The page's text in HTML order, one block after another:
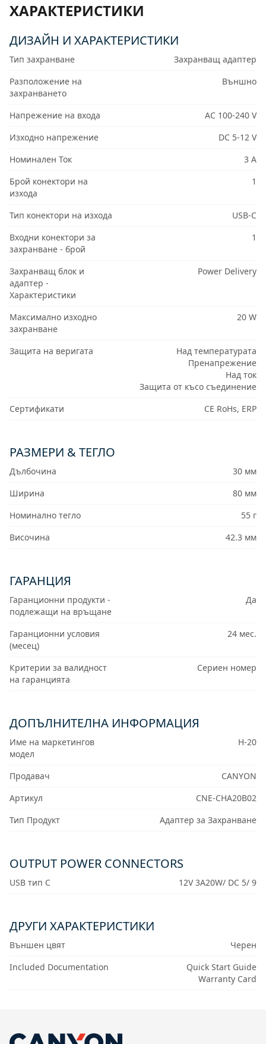
ХАРАКТЕРИСТИКИ
ДИЗАЙН И ХАРАКТЕРИСТИКИ
Тип захранване
Захранващ адаптер
Разположение на
захранването
Външно
Напрежение на входа
AC 100-240 V
Изходно напрежение
DC 5-12 V
Номинален Ток
3 A
Брой конектори на
изхода
1
Тип конектори на изхода
USB-C
Входни конектори за
захранване - брой
1
Захранващ блок и
адаптер -
Характеристики
Power Delivery
Максимално изходно
захранване
20 W
Защита на веригата
Над температурата
Пренапрежение
Над ток
Защита от късо съединение
Сертификати
CE RoHs, ERP
РАЗМЕРИ & ТЕГЛО
Дълбочина
30 мм
Ширина
80 мм
Номинално тегло
55 г
Височина
42.3 мм
ГАРАНЦИЯ
Гаранционни продукти -
подлежащи на връщане
Да
Гаранционни условия
(месец)
24 мес.
Критерии за валидност
на гаранцията
Сериен номер
ДОПЪЛНИТЕЛНА ИНФОРМАЦИЯ
Име на маркетингов
модел
H-20
Продавач
CANYON
Артикул
CNE-CHA20B02
Тип Продукт
Адаптер за Захранване
OUTPUT POWER CONNECTORS
USB тип C 12V 3A20W/ DC 5/ 9
ДРУГИ ХАРАКТЕРИСТИКИ
Външен цвят
Черен
Included Documentation
Quick Start Guide
Warranty Card